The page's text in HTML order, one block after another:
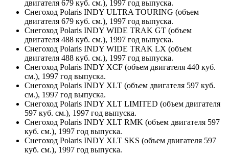
двигателя 679 куб. см.), 1997 год выпуска.
Снегоход Polaris INDY ULTRA TOURING (объем
двигателя 679 куб. см.), 1997 год выпуска.
Снегоход Polaris INDY WIDE TRAK GT (объем
двигателя 488 куб. см.), 1997 год выпуска.
Снегоход Polaris INDY WIDE TRAK LX (объем
двигателя 488 куб. см.), 1997 год выпуска.
Снегоход Polaris INDY XCF (объем двигателя 440 куб.
см.), 1997 год выпуска.
Снегоход Polaris INDY XLT (объем двигателя 597 куб.
см.), 1997 год выпуска.
Снегоход Polaris INDY XLT LIMITED (объем двигателя
597 куб. см.), 1997 год выпуска.
Снегоход Polaris INDY XLT RMK (объем двигателя 597
куб. см.), 1997 год выпуска.
Снегоход Polaris INDY XLT SKS (объем двигателя 597
куб. см.), 1997 год выпуска.